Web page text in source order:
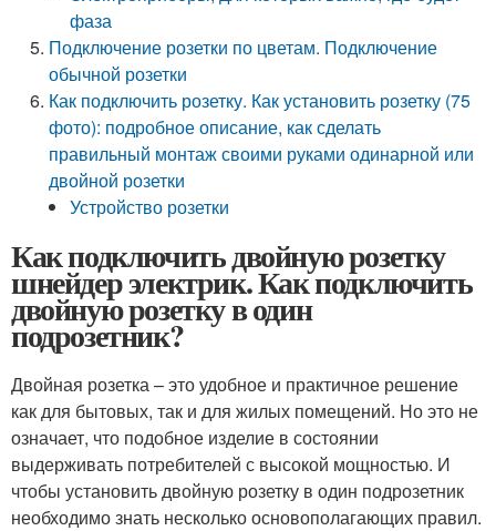
фаза
Подключение розетки по цветам. Подключение
обычной розетки
Как подключить розетку. Как установить розетку (75
фото): подробное описание, как сделать
правильный монтаж своими руками одинарной или
двойной розетки
Устройство розетки
Как подключить двойную розетку
шнейдер электрик. Как подключить
двойную розетку в один
подрозетник?
Двойная розетка – это удобное и практичное решение
как для бытовых, так и для жилых помещений. Но это не
означает, что подобное изделие в состоянии
выдерживать потребителей с высокой мощностью. И
чтобы установить двойную розетку в один подрозетник
необходимо знать несколько основополагающих правил.